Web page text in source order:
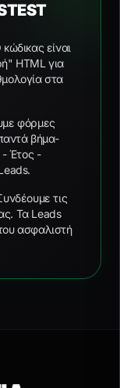
είναι
HTML για
στα
φόρμες
βήμα-
- Έτος -
τις
Τα Leads
ασφαλιστή